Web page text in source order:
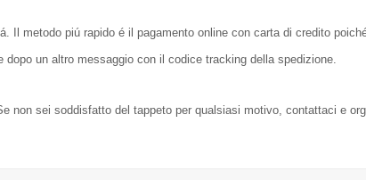
Il metodo piú rapido é il pagamento online con carta di credito
un altro messaggio con il codice tracking della spedizione.
non sei soddisfatto del tappeto per qualsiasi motivo, contattaci e